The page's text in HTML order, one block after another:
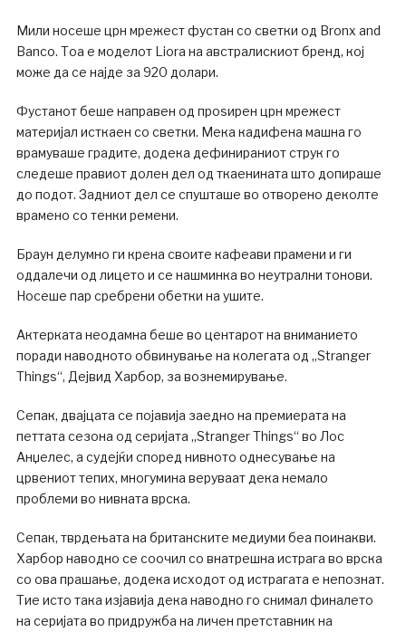
Мили носеше црн мрежест фустан со светки од Bronx and
Banco. Тоа е моделот Liora на австралискиот бренд, кој
може да се најде за 920 долари.
Фустанот беше направен од проѕирен црн мрежест
материјал исткаен со светки. Мека кадифена машна го
врамуваше градите, додека дефинираниот струк го
следеше правиот долен дел од ткаенината што допираше
до подот. Задниот дел се спушташе во отворено деколте
врамено со тенки ремени.
Браун делумно ги крена своите кафеави прамени и ги
оддалечи од лицето и се нашминка во неутрални тонови.
Носеше пар сребрени обетки на ушите.
Актерката неодамна беше во центарот на вниманието
поради наводното обвинување на колегата од „Stranger
Things“, Дејвид Харбор, за вознемирување.
Сепак, двајцата се појавија заедно на премиерата на
петтата сезона од серијата „Stranger Things“ во Лос
Анџелес, а судејќи според нивното однесување на
црвениот тепих, многумина веруваат дека немало
проблеми во нивната врска.
Сепак, тврдењата на британските медиуми беа поинакви.
Харбор наводно се соочил со внатрешна истрага во врска
со ова прашање, додека исходот од истрагата е непознат.
Тие исто така изјавија дека наводно го снимал финалето
на серијата во придружба на личен претставник на